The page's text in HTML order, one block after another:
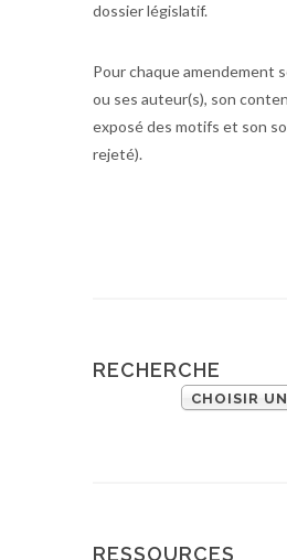
dossier législatif.
Pour chaque amendement
ou ses auteur(s), son
exposé des motifs et son
rejeté).
RECHERCHE
CHOISIR
RESSOURCES